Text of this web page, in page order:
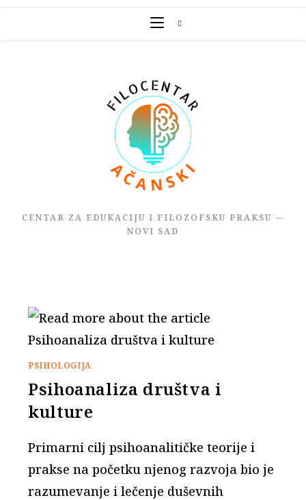
CENTAR ZA EDUKACIJU I FILOZOFSKU PRAKSU —
NOVI SAD
PSIHOLOGIJA
Psihoanaliza društva i
kulture
Primarni cilj psihoanalitičke teorije i
prakse na početku njenog razvoja bio je
razumevanje i lečenje duševnih